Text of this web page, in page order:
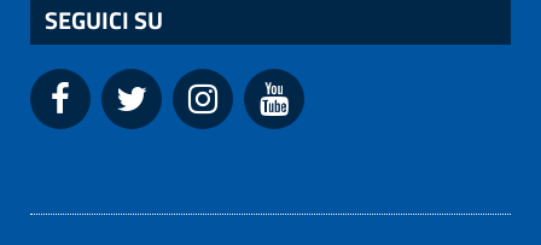
SEGUICI SU